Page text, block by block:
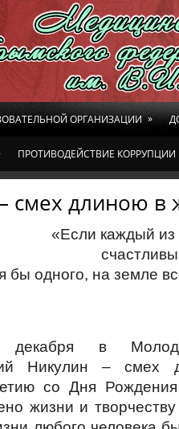
ОРГАНИЗАЦИИ »
ПРОТИВОДЕЙСТВИЕ КОРРУПЦИИ
смех длиною в
«Если каждый из
бы одного, на земле
в
Никулин – смех
со Дня Рождения
жизни и